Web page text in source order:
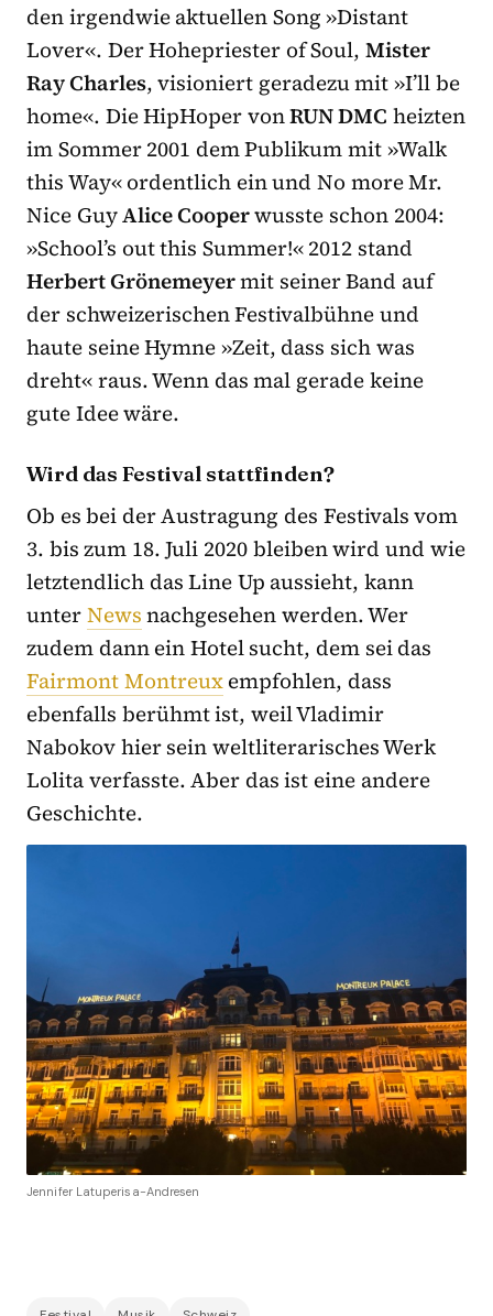
den irgendwie aktuellen Song »Distant
Lover«. Der Hohepriester of Soul,Mister
Ray Charles, visioniert geradezu mit »I’ll be
home«. Die HipHoper vonRUN DMC heizten
im Sommer 2001 dem Publikum mit »Walk
this Way« ordentlich ein und No more Mr.
Nice GuyAlice Cooperwusste schon 2004:
»School’s out this Summer!« 2012 stand
Herbert Grönemeyermit seiner Band auf
der schweizerischen Festivalbühne und
haute seine Hymne »Zeit, dass sich was
dreht« raus. Wenn das mal gerade keine
gute Idee wäre.
Wird das Festival stattfinden?
Ob es bei der Austragung des Festivals vom
3. bis zum 18. Juli 2020 bleiben wird und wie
letztendlich das Line Up aussieht, kann
unterNewsnachgesehen werden. Wer
zudem dann ein Hotel sucht, dem sei das
Fairmont Montreuxempfohlen, dass
ebenfalls berühmt ist, weil Vladimir
Nabokov hier sein weltliterarisches Werk
Lolita verfasste. Aber das ist eine andere
Geschichte.
Jennifer Latuperisa-Andresen